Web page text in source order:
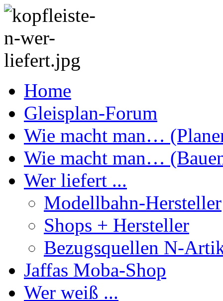
Home
Gleisplan-Forum
Wie macht man…
Wie macht man…
Wer liefert ...
Modellbahn-Hersteller
Shops + Hersteller
Bezugsquellen N-
Jaffas Moba-Shop
Wer weiß ...